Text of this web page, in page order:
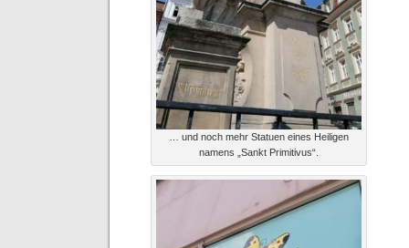
… und noch mehr Statuen eines Heiligen
namens „Sankt Primitivus“.